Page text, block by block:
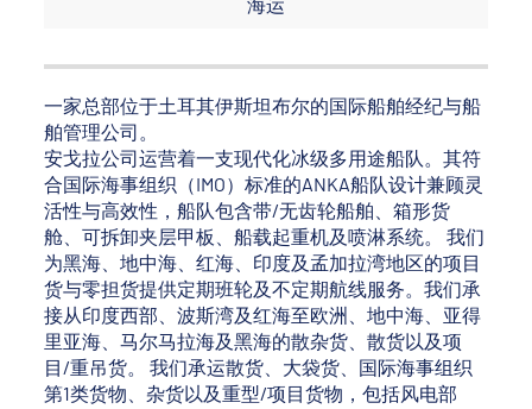
一家总部位于土耳其伊斯坦布尔的国际船舶经纪与船
舶管理公司。
安戈拉公司运营着一支现代化冰级多用途船队。其符
合国际海事组织（IMO）标准的ANKA船队设计兼顾灵
活性与高效性，船队包含带/无齿轮船舶、箱形货
舱、可拆卸夹层甲板、船载起重机及喷淋系统。 我们
为黑海、地中海、红海、印度及孟加拉湾地区的项目
货与零担货提供定期班轮及不定期航线服务。我们承
接从印度西部、波斯湾及红海至欧洲、地中海、亚得
里亚海、马尔马拉海及黑海的散杂货、散货以及项
目/重吊货。 我们承运散货、大袋货、国际海事组织
第1类货物、杂货以及重型/项目货物，包括风电部